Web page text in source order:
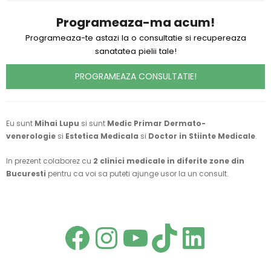
Programeaza-ma acum!
Programeaza-te astazi la o consultatie si recupereaza
sanatatea pielii tale!
PROGRAMEAZA CONSULTATIE!
Eu sunt Mihai Lupu si sunt Medic Primar Dermato-
venerologie si Estetica Medicala si Doctor in Stiinte Medicale.
In prezent colaborez cu 2 clinici medicale in diferite zone din
Bucuresti pentru ca voi sa puteti ajunge usor la un consult.
FacebookTikTok